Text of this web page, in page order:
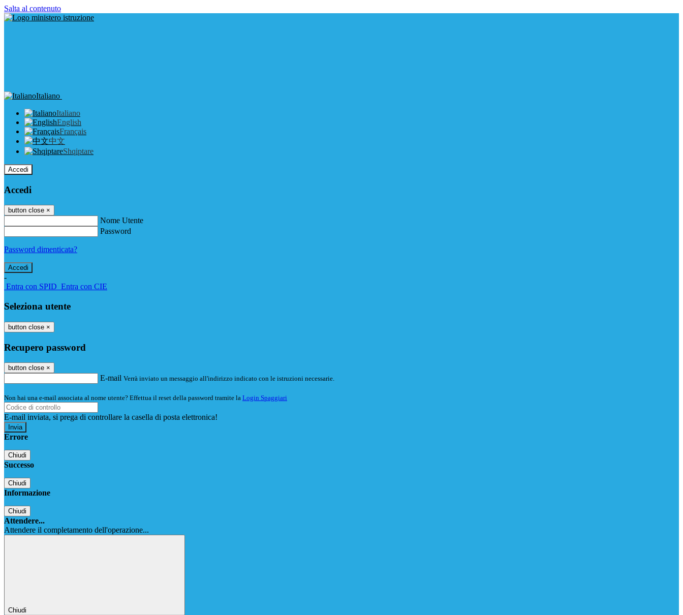
Salta al contenuto
Italiano
Italiano
English
Français
中文
Shqiptare
Accedi
Accedi
button close ×
Nome Utente
Password
Password dimenticata?
-
Entra con SPID Entra con CIE
Seleziona utente
button close ×
Recupero password
button close ×
E-mail Verrà inviato un messaggio all'indirizzo indicato con le istruzioni necessarie.
Non hai una e-mail associata al nome utente? Effettua il reset della password tramite la Login Spaggiari
E-mail inviata, si prega di controllare la casella di posta elettronica!
Errore
Chiudi
Successo
Chiudi
Informazione
Chiudi
Attendere...
Attendere il completamento dell'operazione...
Chiudi